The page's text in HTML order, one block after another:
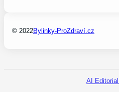
© 2022Bylinky-ProZdraví.cz
AI